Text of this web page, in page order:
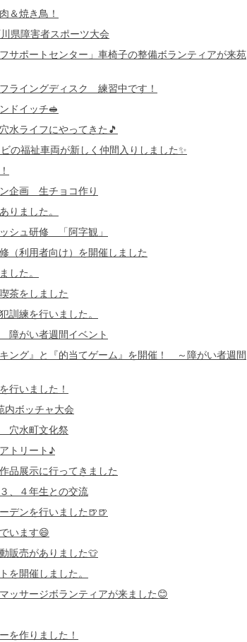
＆焼き鳥！
県障害者スポーツ大会
フサポートセンター」車椅子の整備ボランティアが来苑
ライングディスク 練習中です！
ドイッチ🥪
水ライフにやってきた🎵
の福祉車両が新しく仲間入りしました✨
企画 生チョコ作り
りました。
シュ研修 「阿字観」
（利用者向け）を開催しました
した。
茶をしました
訓練を行いました。
障がい者週間イベント
キング』と『的当てゲーム』を開催！ ～障がい者週間
行いました！
内ボッチャ大会
穴水町文化祭
トリート♪
品展示に行ってきました
、４年生との交流
デンを行いました🍺🍺
います😄
販売がありました👕
を開催しました。
ッサージボランティアが来ました😊
を作りました！